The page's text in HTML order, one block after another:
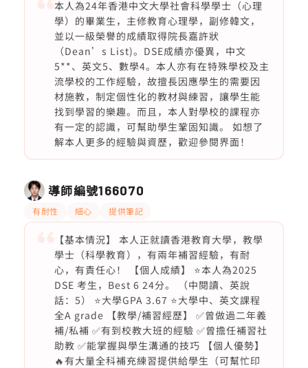
本人為24年香港中文大學社會科學學士（心理
學）的畢業生，主修教育心理學，副修韓文，
並以一級榮譽的成績取得院長嘉許狀
（Dean’s List)。DSE成績亦優異，中文
5**、英文5、數學4。本人亦有在特殊學校及主
流學校的工作經驗，故擅長因應學生的需要因
材施教，制定個性化的教材與練習，讓學生能
找到學習的樂趣。而且，本人對學校的課程亦
有一定的認識，可幫助學生鞏固知識。 如想了
解本人更多的經驗與資歷，歡迎參閱界面！
導師編號166070
有耐性 細心 提供筆記
【基本情況】 本人正就讀香港教育大學，教學
學士（科學教育），有兩年補習經驗，有耐
心，有責任心！ 【個人成績】 ⭐️本人為2025
DSE 考生，Best 6 24分。 （中閱讀、英說
話：5） ⭐️大學GPA 3.67 ⭐️大學中、英文課程
全A grade 【教學/補習經歷】 ✅曾做過二年義
補/私補 ✅有到校教大班的經驗 ✅曾擔任補習社
助教 ✅能掌握與學生溝通的技巧 【個人優勢】
🔥有大量全科補充練習提供給學生（可幫忙印